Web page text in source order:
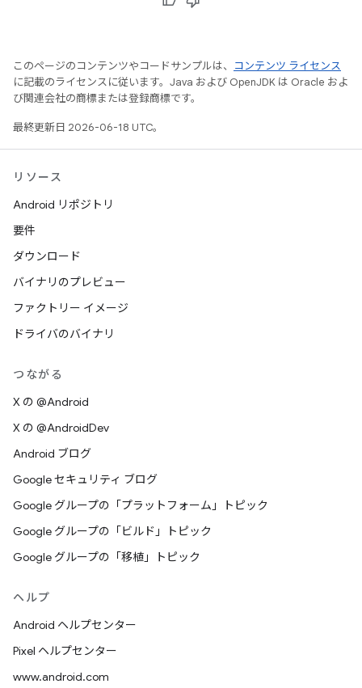
このページのコンテンツやコードサンプルは、
コンテンツ ライセンス
に記載のライセンスに従います。Java および OpenJDK は Oracle およ
び関連会社の商標または登録商標です。
最終更新日 2026-06-18 UTC。
リソース
Android リポジトリ
要件
ダウンロード
バイナリのプレビュー
ファクトリー イメージ
ドライバのバイナリ
つながる
X の @Android
X の @AndroidDev
Android ブログ
Google セキュリティ ブログ
Google グループの「プラットフォーム」トピック
Google グループの「ビルド」トピック
Google グループの「移植」トピック
ヘルプ
Android ヘルプセンター
Pixel ヘルプセンター
www.android.com